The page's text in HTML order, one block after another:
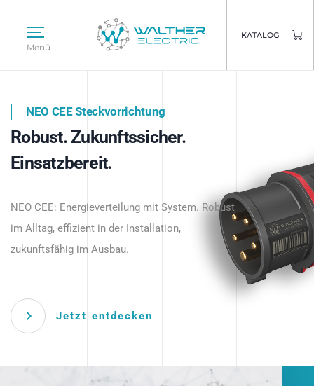
Menü
KATALOG
Intelligente Stromverteilung
beginnt hier.
NEO CEE Steckvorrichtung
Robust. Zukunftssicher.
Einsatzbereit.
NEO CEE: Energieverteilung mit System. Robust
im Alltag, effizient in der Installation,
zukunftsfähig im Ausbau.
Jetzt entdecken
Intelligenz trifft Energie.
Anwendungen – robust, IP-geschützt und
zukunftsfähig.